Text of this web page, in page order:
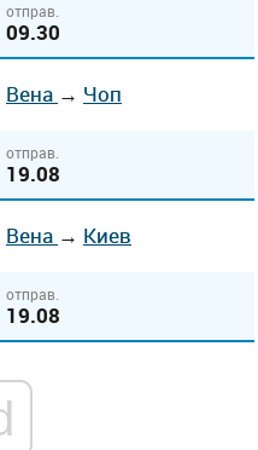
отправ.
09.30
Вена → Чоп
отправ.
19.08
Вена → Киев
отправ.
19.08